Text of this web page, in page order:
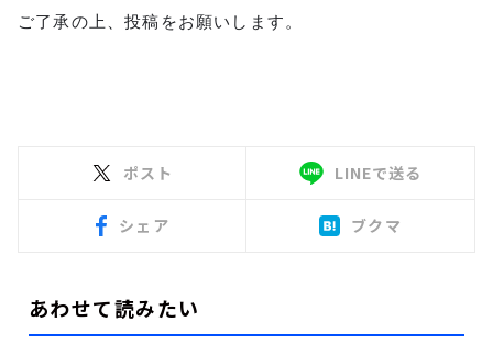
ご了承の上、投稿をお願いします。
ポスト LINEで送る
シェア ブクマ
あわせて読みたい